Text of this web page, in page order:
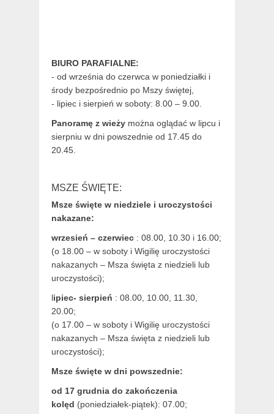
BIURO PARAFIALNE:
- od września do czerwca w poniedziałki i
środy bezpośrednio po Mszy świętej,
- lipiec i sierpień w soboty: 8.00 – 9.00.
Panoramę z wieży można oglądać w lipcu i
sierpniu w dni powszednie od 17.45 do
20.45.
MSZE ŚWIĘTE:
Msze święte w niedziele i uroczystości
nakazane:
wrzesień – czerwiec : 08.00, 10.30 i 16.00;
(o 18.00 – w soboty i Wigilię uroczystości
nakazanych – Msza święta z niedzieli lub
uroczystości);
lipiec- sierpień : 08.00, 10.00, 11.30,
20.00;
(o 17.00 – w soboty i Wigilię uroczystości
nakazanych – Msza święta z niedzieli lub
uroczystości);
Msze święte w dni powszednie:
od 17 grudnia do zakończenia
kolęd (poniedziałek-piątek): 07.00;